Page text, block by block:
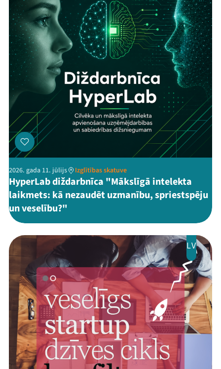
Veikals
Kontakti
Instagram
Flick TikTok
2026. gada 11. jūlijs Izglītības skatuve
HyperLab diždarbnīca "Mākslīgā intelekta
laikmets: kā nezaudēt uzmanību, spriestspēju
un veselību?"
LV